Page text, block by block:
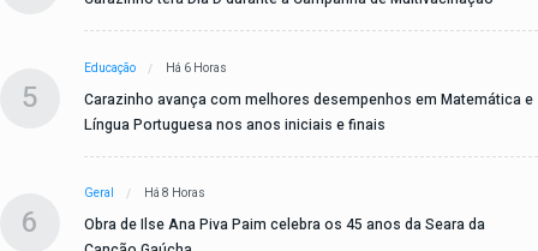
5
Educação Há 6 Horas
Carazinho avança com melhores desempenhos em Matemática e
Língua Portuguesa nos anos iniciais e finais
6
Geral Há 8 Horas
Obra de Ilse Ana Piva Paim celebra os 45 anos da Seara da